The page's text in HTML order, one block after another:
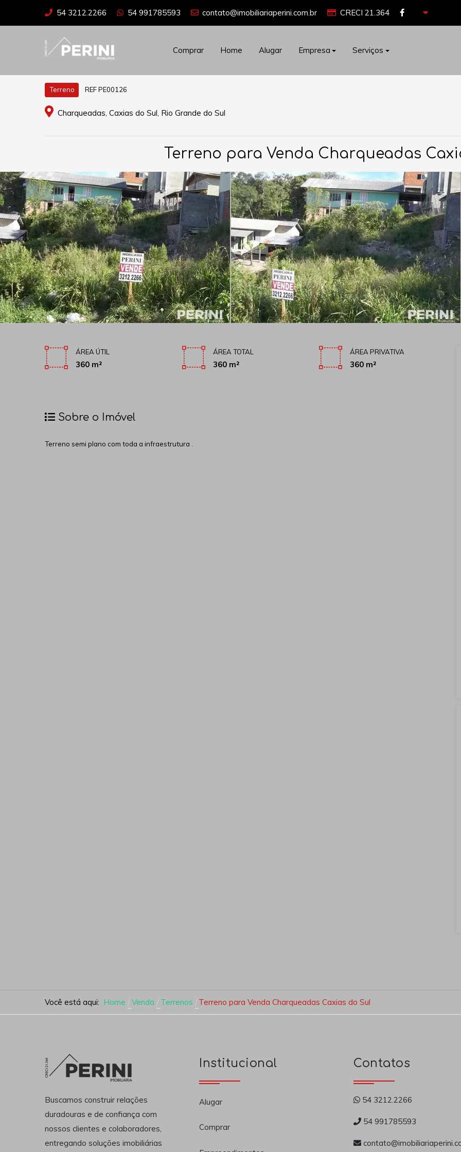
54 3212.2266 54 991785593 contato@imobiliariaperini.com.br CRECI 21.364
Comprar Home Alugar Empresa Serviços
Terreno REF PE00126
Charqueadas, Caxias do Sul, Rio Grande do Sul
Terreno para Venda Charqueadas
ÁREA ÚTIL
360 m²
ÁREA TOTAL
360 m²
ÁREA PRIVATIVA
360 m²
Sobre o Imóvel
Terreno semi plano com toda a infraestrutura .
Você está aqui: Home Venda Terrenos Terreno para Venda Charqueadas Caxias do Sul
Buscamos construir relações
duradouras e de confiança com
nossos clientes e colaboradores,
entregando soluções imobiliárias
Institucional
Alugar
Comprar
Contatos
54 3212.2266
54 991785593